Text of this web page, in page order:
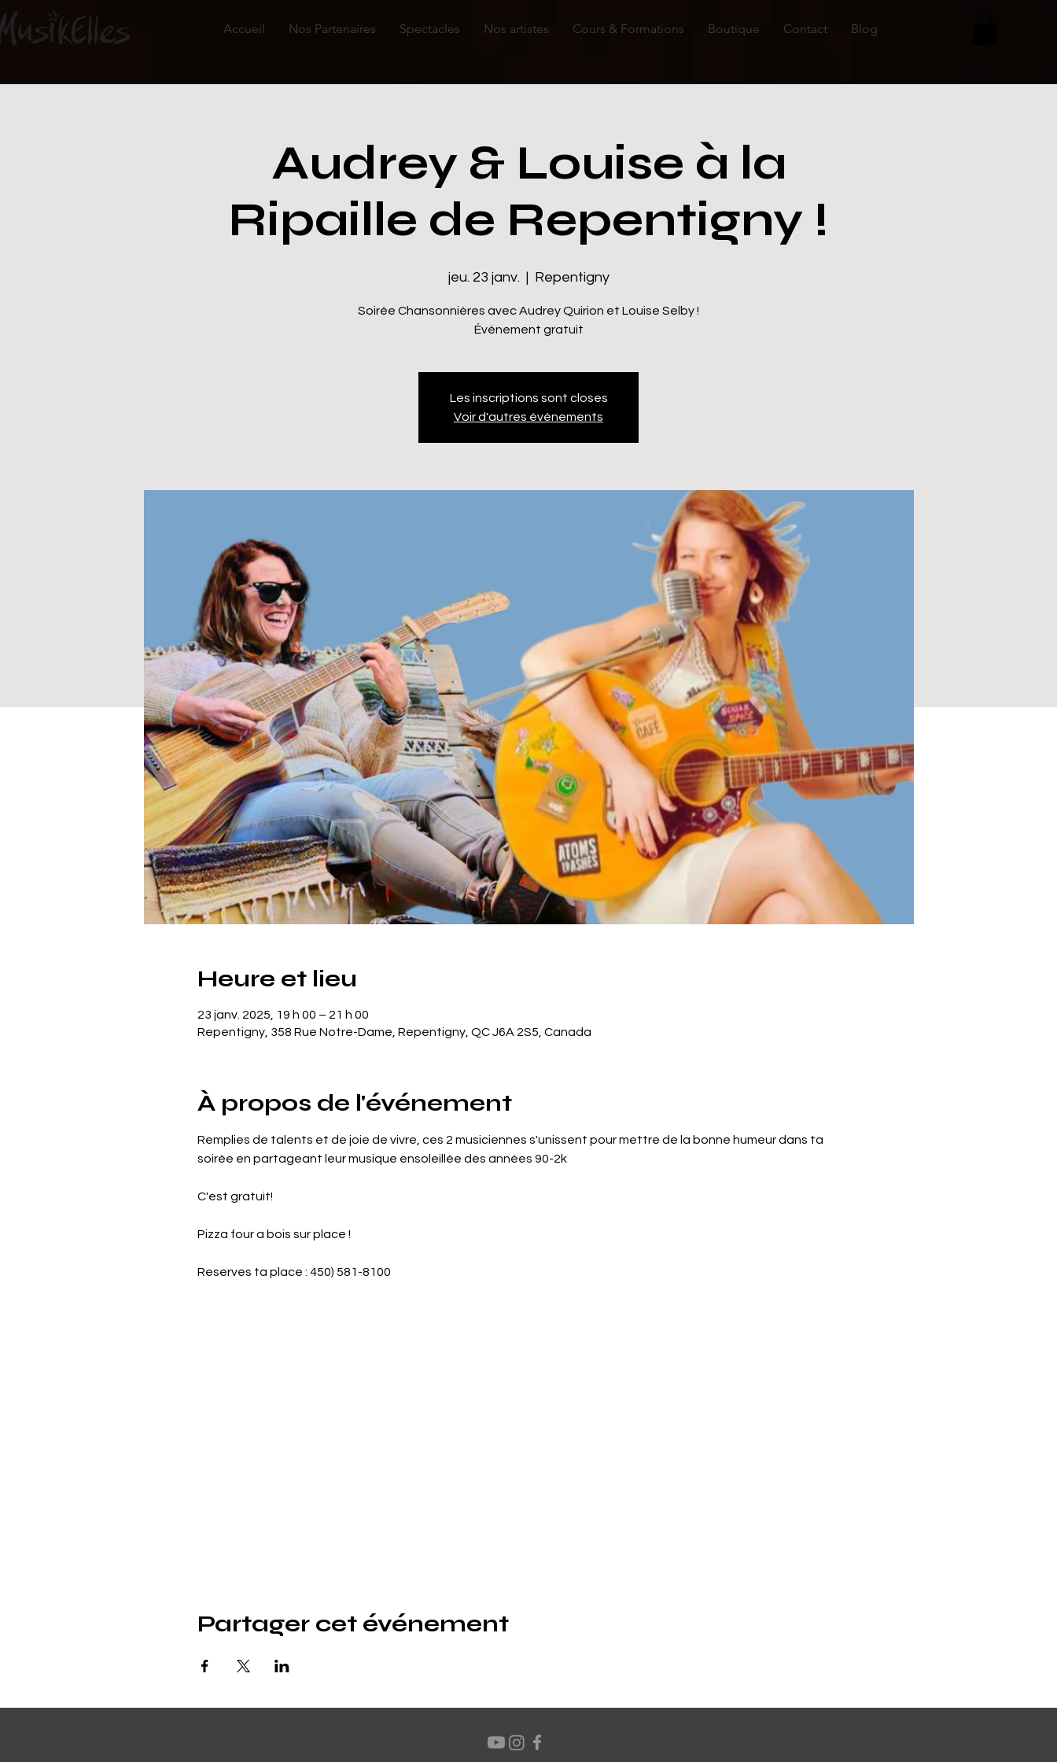
Accueil Nos Partenaires Spectacles Nos artistes Cours & Formations Boutique Contact Blog
Audrey & Louise à la
Ripaille de Repentigny !
jeu. 23 janv.
  |
Repentigny
Soirée Chansonnières avec Audrey Quirion et Louise Selby !
Les inscriptions sont closes
Voir d'autres événements
Heure et lieu
23 janv. 2025, 19 h 00 – 21 h 00
Repentigny, 358 Rue Notre-Dame, Repentigny, QC J6A 2S5, Canada
À propos de l'événement
Remplies de talents et de joie de vivre, ces 2 musiciennes s'unissent pour mettre de la bonne humeur dans ta
soirée en partageant leur musique ensoleillée des années 90-2k
C'est gratuit!
Pizza four a bois sur place !
Reserves ta place : 450) 581-8100
Partager cet événement